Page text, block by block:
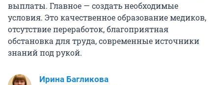
выплаты. Главное — создать необходимые
условия. Это качественное образование медиков,
отсутствие переработок, благоприятная
обстановка для труда, современные источники
знаний под рукой.
Ирина Багликова